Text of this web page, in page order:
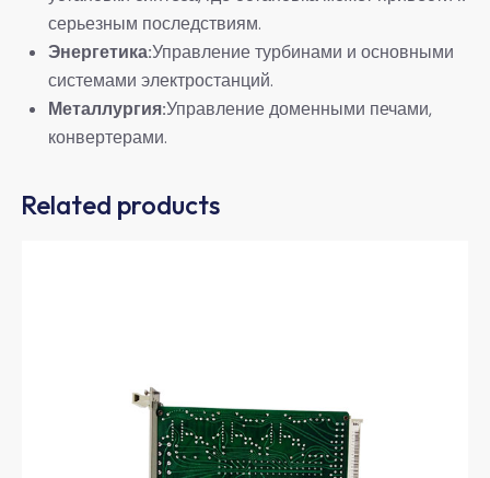
серьезным последствиям.
Энергетика:Управление турбинами и основными
системами электростанций.
Металлургия:Управление доменными печами,
конвертерами.
Related products